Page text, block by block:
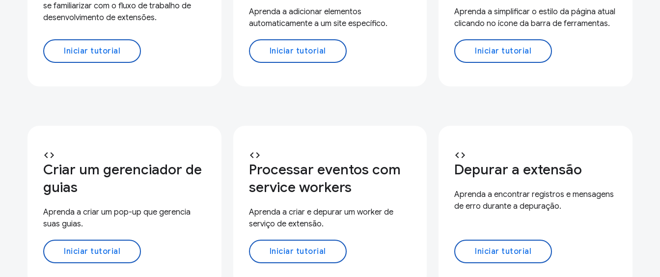
se familiarizar com o fluxo de trabalho de
desenvolvimento de extensões.
Iniciar tutorial
Aprenda a adicionar elementos
automaticamente a um site específico.
Iniciar tutorial
Aprenda a simplificar o estilo da página atual
clicando no ícone da barra de ferramentas.
Iniciar tutorial
code
Criar um gerenciador de
guias
Aprenda a criar um pop-up que gerencia
suas guias.
Iniciar tutorial
code
Processar eventos com
service workers
Aprenda a criar e depurar um worker de
serviço de extensão.
Iniciar tutorial
code
Depurar a extensão
Aprenda a encontrar registros e mensagens
de erro durante a depuração.
Iniciar tutorial